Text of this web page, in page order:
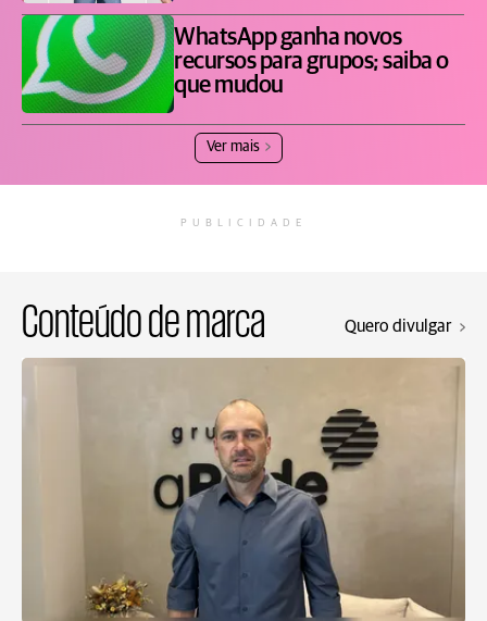
WhatsApp ganha novos
recursos para grupos; saiba o
que mudou
Ver mais
PUBLICIDADE
Conteúdo de marca Quero divulgar